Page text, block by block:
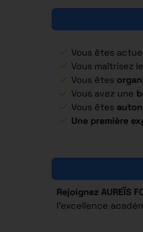
Vous êtes
Vous maîtrisez
Vous êtes
Vous avez une
Vous êtes
Une première
Rejoignez AUREÏS
l’excellence